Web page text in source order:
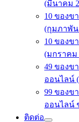
(มีนาคม
10 ของข
(กุมภาพัน
10 ของข
(มกราคม
49 ของข
ออนไลน์
99 ของข
ออนไลน์
ติดต่อ